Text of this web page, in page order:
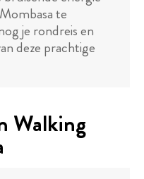
te
je rondreis en
deze prachtige
Walking